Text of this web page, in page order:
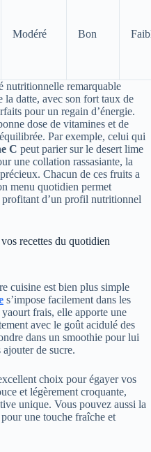
Modéré Bon
nutritionnelle remarquable
la datte, avec son fort taux de
pour un regain d’énergie.
dose de vitamines et de
Par exemple, celui qui
C peut parier sur le desert lime
une collation rassasiante, la
Chacun de ces fruits a
menu quotidien permet
profitant d’un profil nutritionnel
recettes du quotidien
cuisine est bien plus simple
s’impose facilement dans les
frais, elle apporte une
avec le goût acidulé des
dans un smoothie pour lui
de sucre.
choix pour égayer vos
et légèrement croquante,
unique. Vous pouvez aussi la
une touche fraîche et